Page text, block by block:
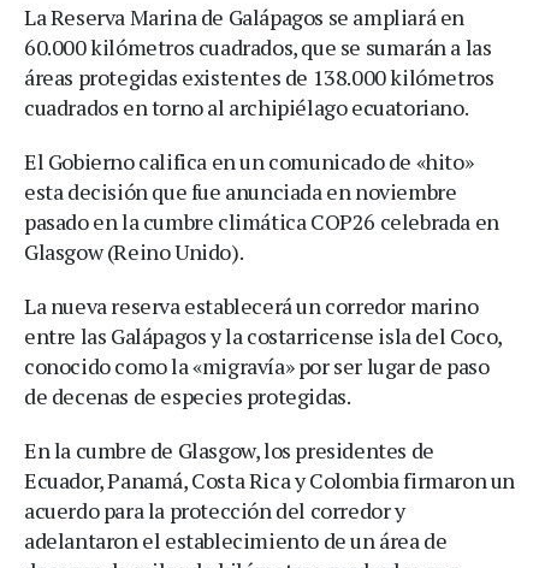
La Reserva Marina de Galápagos se ampliará en
60.000 kilómetros cuadrados, que se sumarán a las
áreas protegidas existentes de 138.000 kilómetros
cuadrados en torno al archipiélago ecuatoriano.
El Gobierno califica en un comunicado de «hito»
esta decisión que fue anunciada en noviembre
pasado en la cumbre climática COP26 celebrada en
Glasgow (Reino Unido).
La nueva reserva establecerá un corredor marino
entre las Galápagos y la costarricense isla del Coco,
conocido como la «migravía» por ser lugar de paso
de decenas de especies protegidas.
En la cumbre de Glasgow, los presidentes de
Ecuador, Panamá, Costa Rica y Colombia firmaron un
acuerdo para la protección del corredor y
adelantaron el establecimiento de un área de